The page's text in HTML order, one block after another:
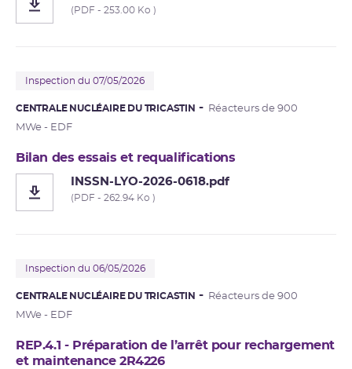
(PDF - 253.00 Ko )
Inspection du 07/05/2026
CENTRALE NUCLÉAIRE DU TRICASTIN
Réacteurs de 900
MWe - EDF
Bilan des essais et requalifications
INSSN-LYO-2026-0618.pdf
(PDF - 262.94 Ko )
Inspection du 06/05/2026
CENTRALE NUCLÉAIRE DU TRICASTIN
Réacteurs de 900
MWe - EDF
REP.4.1 - Préparation de l’arrêt pour rechargement
et maintenance 2R4226